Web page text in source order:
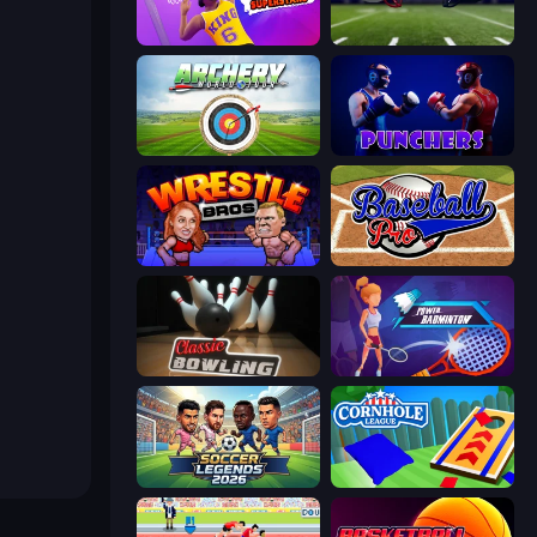
Basketball Superstars 4th and Goal 2019
Archery World Tour Punchers
Wrestle Bros Baseball Pro
Classic Bowling Power Badminton
Soccer Legends 2026 Cornhole League